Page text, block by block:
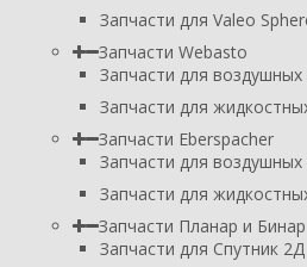
Запчасти для Valeo
Запчасти Webasto
Запчасти для
Запчасти для
Запчасти Eberspacher
Запчасти для
Запчасти для
Запчасти Планар и Бинар
Запчасти для Спутник 2Д